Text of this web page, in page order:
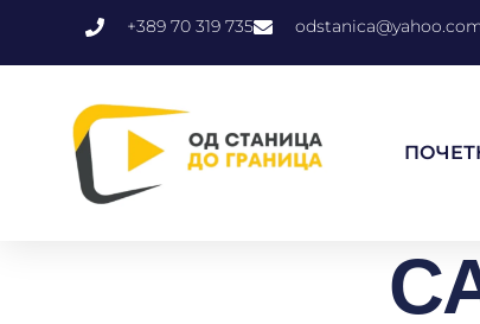
+389 70 319 735